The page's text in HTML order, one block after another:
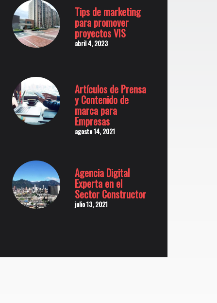
Tips de marketing
para promover
proyectos VIS
abril 4, 2023
Artículos de Prensa
y Contenido de
marca para
Empresas
agosto 14, 2021
Agencia Digital
Experta en el
Sector Constructor
julio 13, 2021